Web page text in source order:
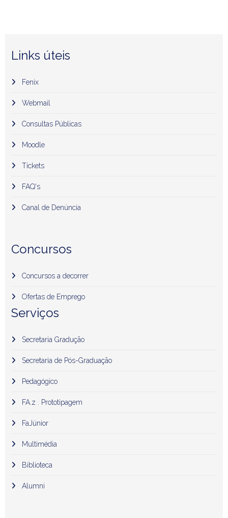
Links úteis
Fenix
Webmail
Consultas Públicas
Moodle
Tickets
FAQ's
Canal de Denúncia
Concursos
Concursos a decorrer
Ofertas de Emprego
Serviços
Secretaria Gradução
Secretaria de Pós-Graduação
Pedagógico
FA.z . Prototipagem
FaJúnior
Multimédia
Biblioteca
Alumni